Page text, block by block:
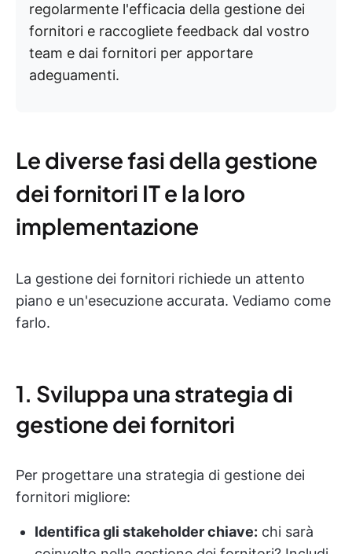
regolarmente l'efficacia della gestione dei
fornitori e raccogliete feedback dal vostro
team e dai fornitori per apportare
adeguamenti.
Le diverse fasi della gestione
dei fornitori IT e la loro
implementazione
La gestione dei fornitori richiede un attento
piano e un'esecuzione accurata. Vediamo come
farlo.
1. Sviluppa una strategia di
gestione dei fornitori
Per progettare una strategia di gestione dei
fornitori migliore:
Identifica gli stakeholder chiave: chi sarà